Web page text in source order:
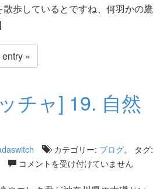
歩しているとですね、何羽かの鷹
»
チャ] 19. 自然
カテゴリー: ブログ。 タグ:
コメントを受け付けていません